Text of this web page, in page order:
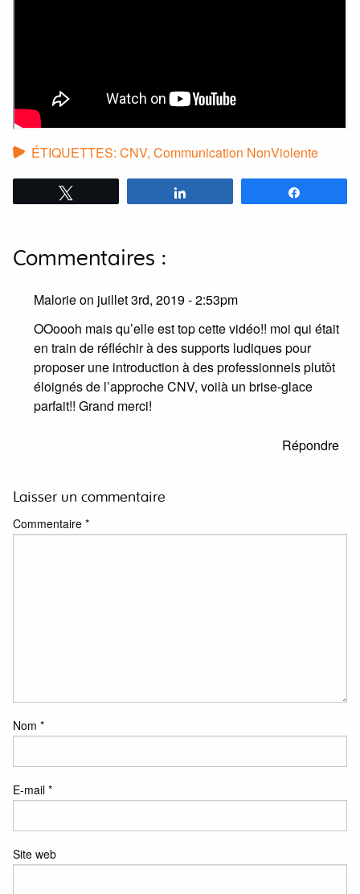
ÉTIQUETTES: CNV, Communication NonViolente
Commentaires :
Malorie on juillet 3rd, 2019 - 2:53pm
OOoooh mais qu’elle est top cette vidéo!! moi qui était
en train de réfléchir à des supports ludiques pour
proposer une introduction à des professionnels plutôt
éloignés de l’approche CNV, voilà un brise-glace
parfait!! Grand merci!
Répondre
Laisser un commentaire
Commentaire *
Nom *
E-mail *
Site web